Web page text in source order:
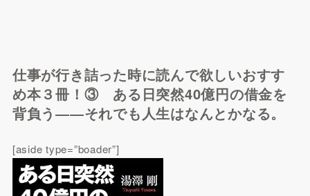
仕事が行き詰った時に読んで欲しいおすす
め本３冊！③ ある日突然40億円の借金を
背負う――それでも人生はなんとかなる。
[aside type=”boader”]